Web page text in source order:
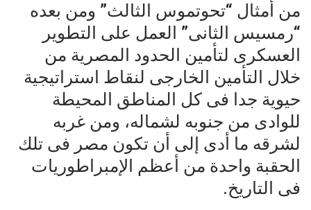
من أمثال “تحوتموس الثالث” ومن بعده
“رمسيس الثانى” العمل على التطوير
العسكرى لتأمين الحدود المصرية من
خلال التأمين الخارجى لنقاط استراتيجية
حيوية جدا فى كل المناطق المحيطة
للوادى من جنوبه لشماله، ومن غربه
لشرقه ما أدى إلى أن تكون مصر فى تلك
الحقبة واحدة من أعظم الإمبراطوريات
فى التاريخ.